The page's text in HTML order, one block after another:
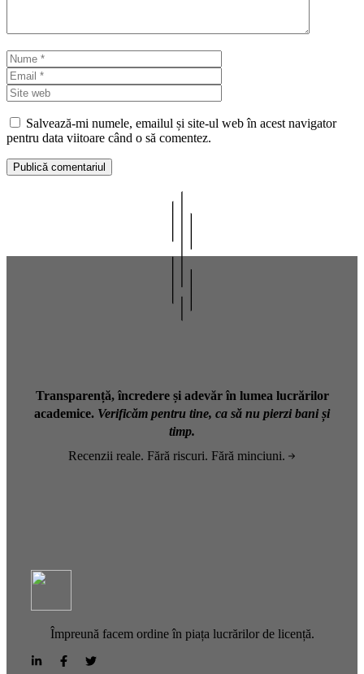
Nume
web
Salvează-mi numele, emailul și site-ul web în acest navigator
pentru data viitoare când o să comentez.
Transparență, încredere și adevăr în lumea lucrărilor
academice. Verificăm pentru tine, ca să nu pierzi bani și
timp.
Recenzii reale. Fără riscuri. Fără minciuni.
Împreună facem ordine în piața lucrărilor de licență.